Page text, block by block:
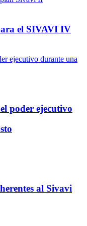
el SIVAVI IV
poder ejecutivo
al Sivavi